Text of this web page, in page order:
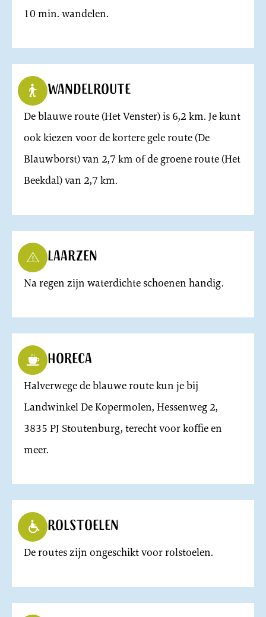
10 min. wandelen.
Wandelroute
De blauwe route (Het Venster) is 6,2 km. Je kunt
ook kiezen voor de kortere gele route (De
Blauwborst) van 2,7 km of de groene route (Het
Beekdal) van 2,7 km.
Laarzen
Na regen zijn waterdichte schoenen handig.
Horeca
Halverwege de blauwe route kun je bij
Landwinkel De Kopermolen, Hessenweg 2,
3835 PJ Stoutenburg, terecht voor koffie en
meer.
Rolstoelen
De routes zijn ongeschikt voor rolstoelen.